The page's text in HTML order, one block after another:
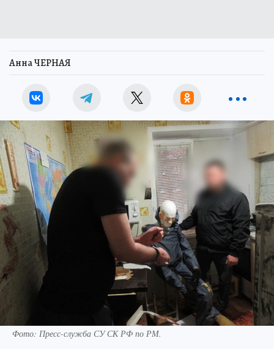
Анна ЧЕРНАЯ
Фото: Пресс-служба СУ СК РФ по РМ.